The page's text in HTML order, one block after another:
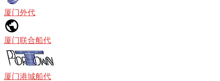
厦门外代
厦门联合船代
厦门港城船代